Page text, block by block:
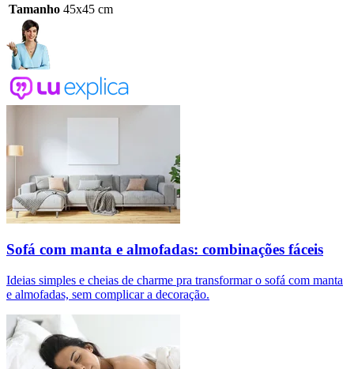
Tamanho 45x45 cm
Sofá com manta e almofadas: combinações fáceis
Ideias simples e cheias de charme pra transformar o sofá com manta
e almofadas, sem complicar a decoração.